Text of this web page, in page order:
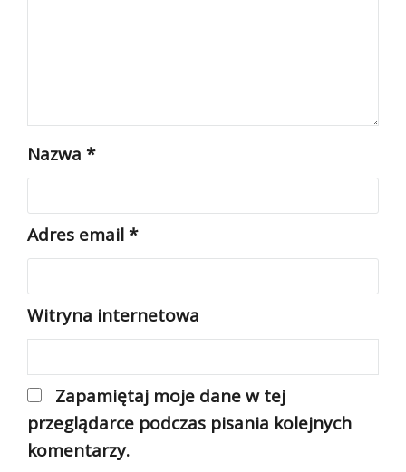
Nazwa *
Adres email*
Witryna internetowa
Zapamiętaj moje dane w tej
przeglądarce podczas pisania kolejnych
komentarzy.